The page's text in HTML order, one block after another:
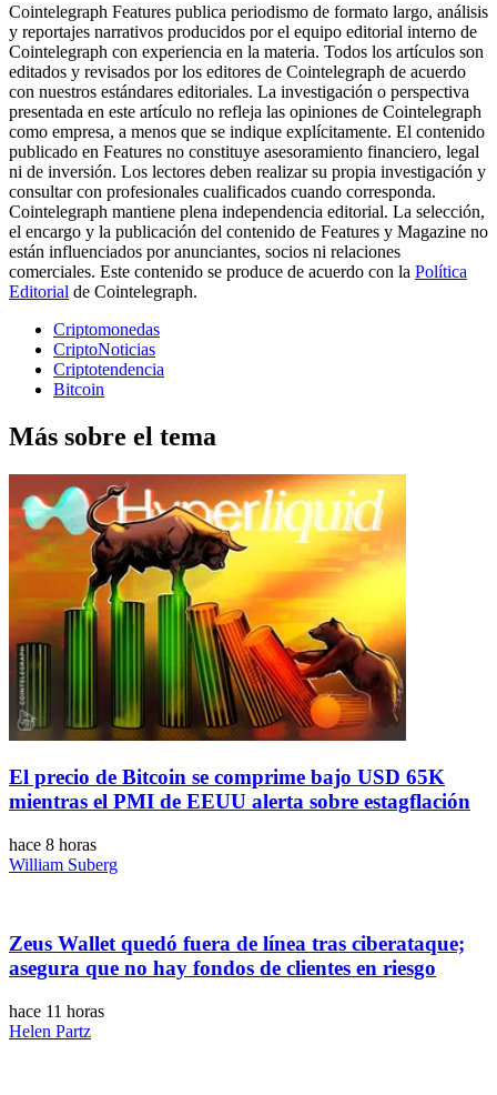
Cointelegraph Features publica periodismo de formato largo, análisis
y reportajes narrativos producidos por el equipo editorial interno de
Cointelegraph con experiencia en la materia. Todos los artículos son
editados y revisados por los editores de Cointelegraph de acuerdo
con nuestros estándares editoriales. La investigación o perspectiva
presentada en este artículo no refleja las opiniones de Cointelegraph
como empresa, a menos que se indique explícitamente. El contenido
publicado en Features no constituye asesoramiento financiero, legal
ni de inversión. Los lectores deben realizar su propia investigación y
consultar con profesionales cualificados cuando corresponda.
Cointelegraph mantiene plena independencia editorial. La selección,
el encargo y la publicación del contenido de Features y Magazine no
están influenciados por anunciantes, socios ni relaciones
comerciales. Este contenido se produce de acuerdo con la Política
Editorial de Cointelegraph.
Criptomonedas
CriptoNoticias
Criptotendencia
Bitcoin
Más sobre el tema
El precio de Bitcoin se comprime bajo USD 65K
mientras el PMI de EEUU alerta sobre estagflación
hace 8 horas
William Suberg
Zeus Wallet quedó fuera de línea tras ciberataque;
asegura que no hay fondos de clientes en riesgo
hace 11 horas
Helen Partz